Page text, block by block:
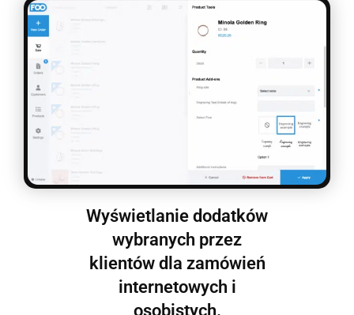
Wyświetlanie dodatków
wybranych przez
klientów dla zamówień
internetowych i
osobistych.